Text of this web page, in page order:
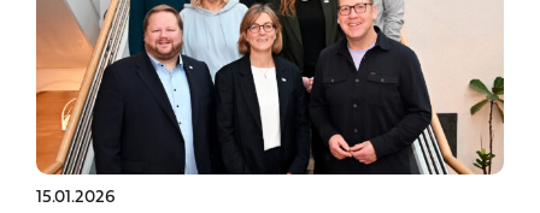
15.01.2026